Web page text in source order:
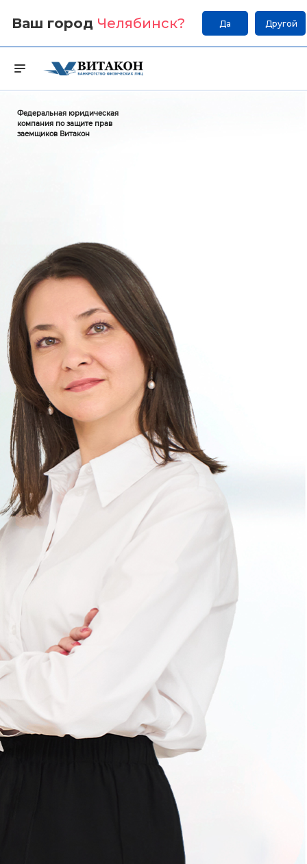
Ваш город Челябинск? Да Другой
Федеральная юридическая
компания по защите прав
заемщиков Витакон